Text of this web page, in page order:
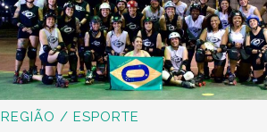
REGIÃO / ESPORTE